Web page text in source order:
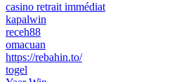
casino retrait immédiat
kapalwin
receh88
omacuan
https://rebahin.to/
togel